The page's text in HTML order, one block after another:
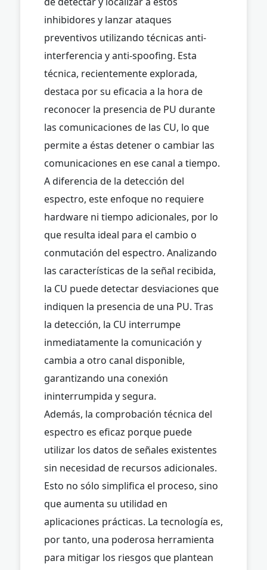
inhibidores y lanzar ataques
preventivos utilizando técnicas anti-
interferencia y anti-spoofing. Esta
técnica, recientemente explorada,
destaca por su eficacia a la hora de
reconocer la presencia de PU durante
las comunicaciones de las CU, lo que
permite a éstas detener o cambiar las
comunicaciones en ese canal a tiempo.
A diferencia de la detección del
espectro, este enfoque no requiere
hardware ni tiempo adicionales, por lo
que resulta ideal para el cambio o
conmutación del espectro. Analizando
las características de la señal recibida,
la CU puede detectar desviaciones que
indiquen la presencia de una PU. Tras
la detección, la CU interrumpe
inmediatamente la comunicación y
cambia a otro canal disponible,
garantizando una conexión
ininterrumpida y segura.
Además, la comprobación técnica del
espectro es eficaz porque puede
utilizar los datos de señales existentes
sin necesidad de recursos adicionales.
Esto no sólo simplifica el proceso, sino
que aumenta su utilidad en
aplicaciones prácticas. La tecnología es,
por tanto, una poderosa herramienta
para mitigar los riesgos que plantean